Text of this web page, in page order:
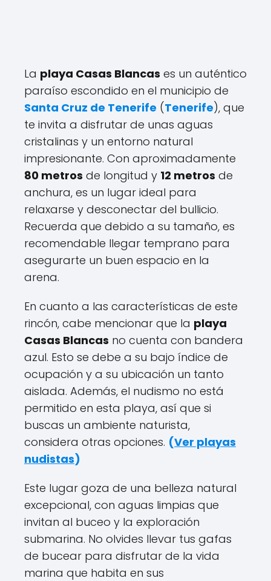
La playa Casas Blancas es un auténtico
paraíso escondido en el municipio de
Santa Cruz de Tenerife (Tenerife), que
te invita a disfrutar de unas aguas
cristalinas y un entorno natural
impresionante. Con aproximadamente
80 metros de longitud y 12 metros de
anchura, es un lugar ideal para
relaxarse y desconectar del bullicio.
Recuerda que debido a su tamaño, es
recomendable llegar temprano para
asegurarte un buen espacio en la
arena.
En cuanto a las características de este
rincón, cabe mencionar que la playa
Casas Blancas no cuenta con bandera
azul. Esto se debe a su bajo índice de
ocupación y a su ubicación un tanto
aislada. Además, el nudismo no está
permitido en esta playa, así que si
buscas un ambiente naturista,
considera otras opciones. (Ver playas
nudistas)
Este lugar goza de una belleza natural
excepcional, con aguas limpias que
invitan al buceo y la exploración
submarina. No olvides llevar tus gafas
de bucear para disfrutar de la vida
marina que habita en sus